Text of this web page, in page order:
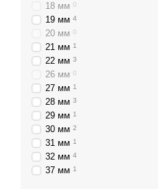
18 мм 0
19 мм 4
20 мм 0
21 мм 1
22 мм 3
26 мм 0
27 мм 1
28 мм 3
29 мм 1
30 мм 2
31 мм 1
32 мм 4
37 мм 1